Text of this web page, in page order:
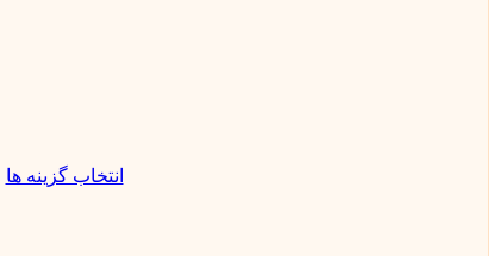
انتخاب گزینه ها